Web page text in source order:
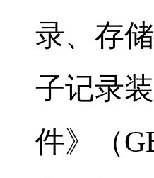
录、存
子记录
件》（